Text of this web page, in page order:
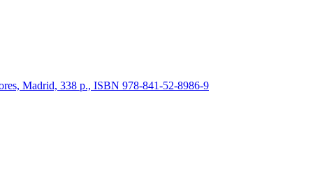
Madrid, 338 p., ISBN 978-841-52-8986-9